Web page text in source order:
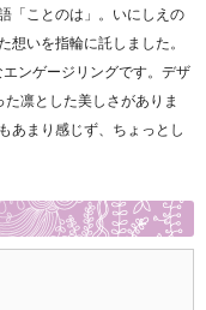
ことのは」。 いにしえの
想いを指輪に託しました。
ンゲージリングです。デザ
凛とした美しさがありま
あまり感じず、ちょっとし